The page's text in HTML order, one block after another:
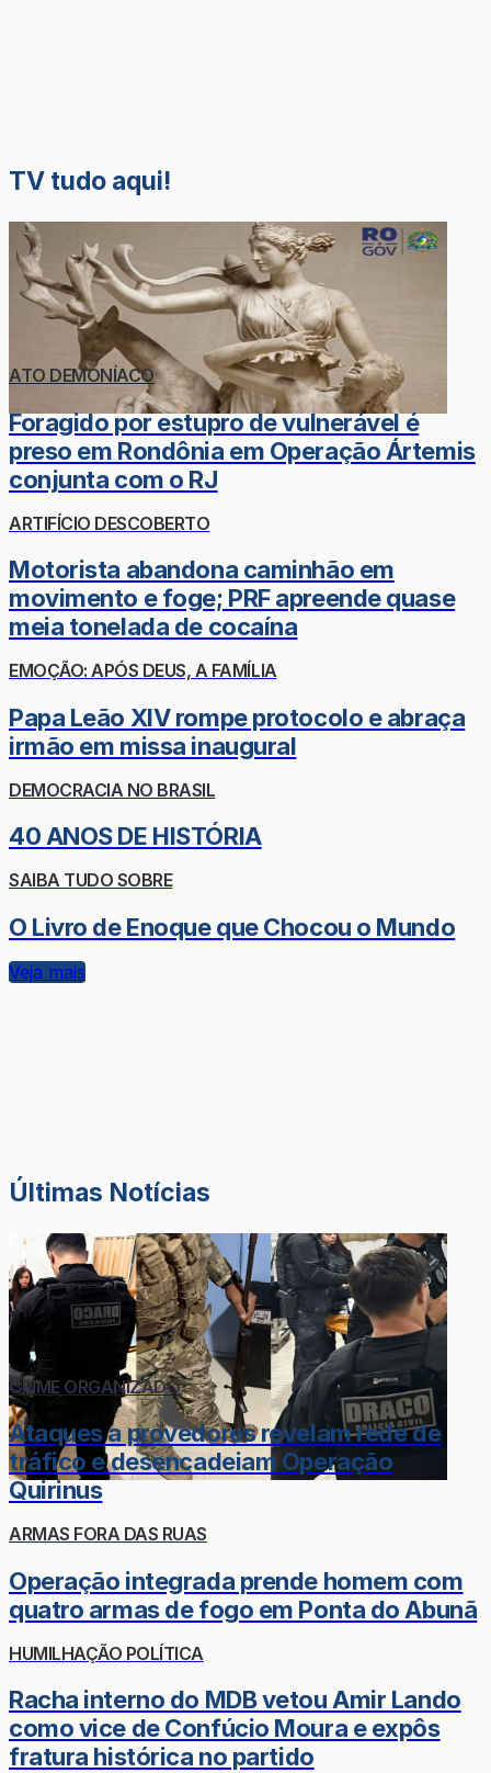
TV tudo aqui!
ATO DEMONÍACO
Foragido por estupro de vulnerável é
preso em Rondônia em Operação Ártemis
conjunta com o RJ
ARTIFÍCIO DESCOBERTO
Motorista abandona caminhão em
movimento e foge; PRF apreende quase
meia tonelada de cocaína
EMOÇÃO: APÓS DEUS, A FAMÍLIA
Papa Leão XIV rompe protocolo e abraça
irmão em missa inaugural
DEMOCRACIA NO BRASIL
40 ANOS DE HISTÓRIA
SAIBA TUDO SOBRE
O Livro de Enoque que Chocou o Mundo
Veja mais
Últimas Notícias
CRIME ORGANIZADO
Ataques a provedores revelam rede de
tráfico e desencadeiam Operação
Quirinus
ARMAS FORA DAS RUAS
Operação integrada prende homem com
quatro armas de fogo em Ponta do Abunã
HUMILHAÇÃO POLÍTICA
Racha interno do MDB vetou Amir Lando
como vice de Confúcio Moura e expôs
fratura histórica no partido